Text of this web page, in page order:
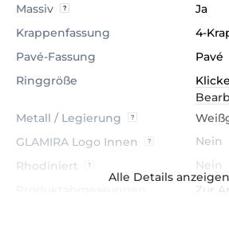
Massiv
Ja
Krappenfassung
4-
Pavé-Fassung
Pavé
Ringgröße
Metall / Legierung
GLAMIRA Logo Innen
Rhodiniert
Zur
Alle Details anzeigen